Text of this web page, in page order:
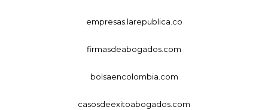
empresas.larepublica.co
firmasdeabogados.com
bolsaencolombia.com
casosdeexitoabogados.com